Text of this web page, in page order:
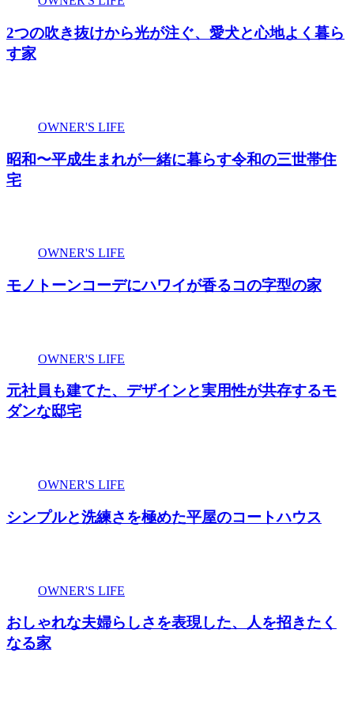
2つの吹き抜けから光が注ぐ、愛犬と心地よく暮ら
す家
OWNER'S LIFE
昭和〜平成生まれが一緒に暮らす令和の三世帯住
宅
OWNER'S LIFE
モノトーンコーデにハワイが香るコの字型の家
OWNER'S LIFE
元社員も建てた、デザインと実用性が共存するモ
ダンな邸宅
OWNER'S LIFE
シンプルと洗練さを極めた平屋のコートハウス
OWNER'S LIFE
おしゃれな夫婦らしさを表現した、人を招きたく
なる家